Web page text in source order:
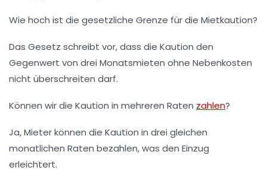
Wie hoch ist die gesetzliche Grenze für die Mietkaution?
Das Gesetz schreibt vor, dass die Kaution den
Gegenwert von drei Monatsmieten ohne Nebenkosten
nicht überschreiten darf.
Können wir die Kaution in mehreren Raten zahlen?
Ja, Mieter können die Kaution in drei gleichen
monatlichen Raten bezahlen, was den Einzug
erleichtert.